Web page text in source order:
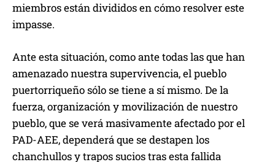
miembros están divididos en cómo resolver este
impasse.
Ante esta situación, como ante todas las que han
amenazado nuestra supervivencia, el pueblo
puertorriqueño sólo se tiene a sí mismo. De la
fuerza, organización y movilización de nuestro
pueblo, que se verá masivamente afectado por el
PAD-AEE, dependerá que se destapen los
chanchullos y trapos sucios tras esta fallida